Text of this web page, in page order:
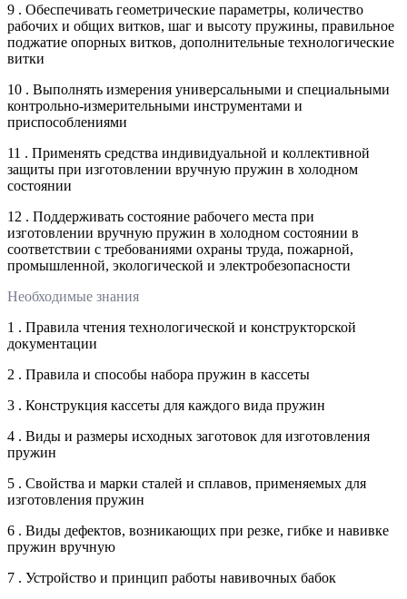
9 . Обеспечивать геометрические параметры, количество
рабочих и общих витков, шаг и высоту пружины, правильное
поджатие опорных витков, дополнительные технологические
витки
10 . Выполнять измерения универсальными и специальными
контрольно-измерительными инструментами и
приспособлениями
11 . Применять средства индивидуальной и коллективной
защиты при изготовлении вручную пружин в холодном
состоянии
12 . Поддерживать состояние рабочего места при
изготовлении вручную пружин в холодном состоянии в
соответствии с требованиями охраны труда, пожарной,
промышленной, экологической и электробезопасности
Необходимые знания
1 . Правила чтения технологической и конструкторской
документации
2 . Правила и способы набора пружин в кассеты
3 . Конструкция кассеты для каждого вида пружин
4 . Виды и размеры исходных заготовок для изготовления
пружин
5 . Свойства и марки сталей и сплавов, применяемых для
изготовления пружин
6 . Виды дефектов, возникающих при резке, гибке и навивке
пружин вручную
7 . Устройство и принцип работы навивочных бабок